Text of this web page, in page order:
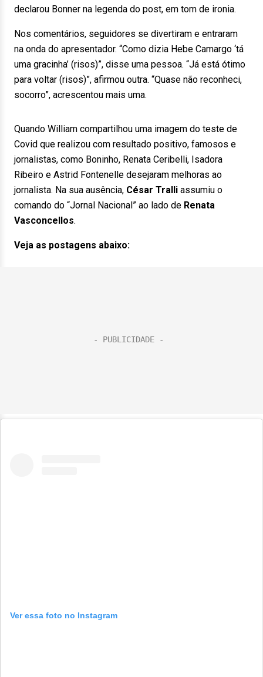
declarou Bonner na legenda do post, em tom de ironia.
Nos comentários, seguidores se divertiram e entraram
na onda do apresentador. “Como dizia Hebe Camargo ‘tá
uma gracinha’ (risos)”, disse uma pessoa. “Já está ótimo
para voltar (risos)”, afirmou outra. “Quase não reconheci,
socorro”, acrescentou mais uma.
Quando William compartilhou uma imagem do teste de
Covid que realizou com resultado positivo, famosos e
jornalistas, como Boninho, Renata Ceribelli, Isadora
Ribeiro e Astrid Fontenelle desejaram melhoras ao
jornalista. Na sua ausência, César Tralli assumiu o
comando do “Jornal Nacional” ao lado de Renata
Vasconcellos.
Veja as postagens abaixo:
Ver essa foto no Instagram